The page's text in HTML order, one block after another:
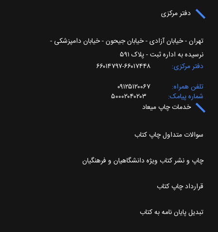
دفتر مرکزی
تهران - خیابان آزادی - خیابان جیحون - خیابان دامپزشکی -
نرسیده به اداره ثبت - پلاک ۵۹۱
دفتر مرکزی
۶۶۰۱۷۴۴۸-۶۶۰۱۴۷۹۷
تلفن همراه
۰۹۱۲۵۱۲۰۰۶۷
شماره پیامک
۵۰۰۰۲۰۴۰۲۰۳
خدمات چاپ میعاد
سوالات متداول چاپ کتاب
چاپ و نشر کتاب ویژه دانشگاهیان و فرهنگیان
قرارداد چاپ کتاب
تبدیل پایان نامه به کتاب